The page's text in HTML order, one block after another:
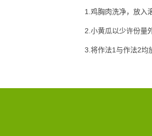
1.鸡胸肉洗净，放入
2.小黄瓜以少许份量
3.将作法1与作法2均